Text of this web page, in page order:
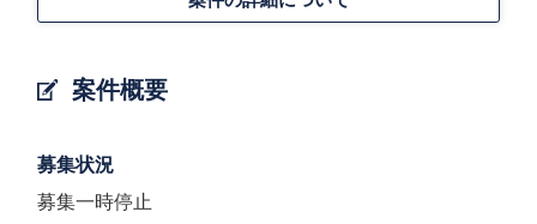
案件概要
募集状況
募集一時停止